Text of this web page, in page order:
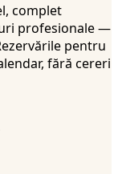
complet
profesionale —
pentru
fără cereri